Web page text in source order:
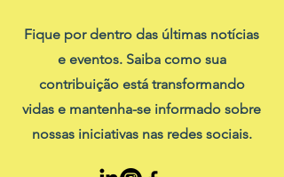
Fique por dentro das últimas notícias
e eventos. Saiba como sua
contribuição está transformando
vidas e mantenha-se informado sobre
nossas iniciativas nas redes sociais.